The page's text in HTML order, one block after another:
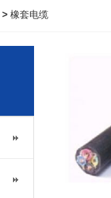
> 橡套电缆